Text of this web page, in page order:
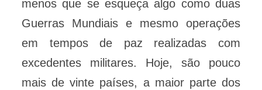
menos que se esqueça algo como duas
Guerras Mundiais e mesmo operações
em tempos de paz realizadas com
excedentes militares. Hoje, são pouco
mais de vinte países, a maior parte dos